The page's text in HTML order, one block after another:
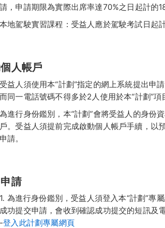
請，申請期限為實際出席率達70%之日起計的
本地駕駛實習課程：受益人應於駕駛考試日起
人帳戶
受益人須使用本“計劃”指定的網上系統提出申
而同一電話號碼不得多於2人使用於本“計劃”項
為進行身份鑑別，本“計劃”會將受益人的身份
戶。受益人須提前完成啟動個人帳戶手續，以
申請。
請
1. 為進行身份鑑別，受益人須登入本“計劃”專
成功提交申請，會收到確認成功提交的短訊及電
-登入此計劃專屬網頁